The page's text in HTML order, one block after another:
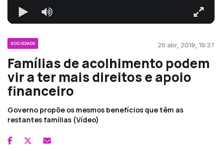
SOCIEDADE 26 abr, 2019, 19:37
Famílias de acolhimento podem
vir a ter mais direitos e apoio
financeiro
Governo propõe os mesmos benefícios que têm as
restantes famílias (Vídeo)